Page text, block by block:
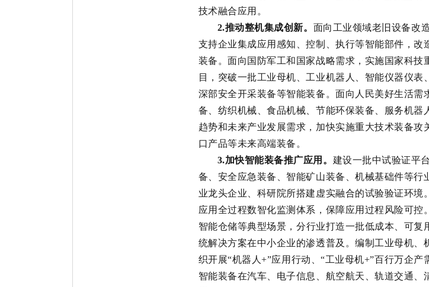
技术融合应用 。
2.推动整机集成创新。 面向 工业领域老旧设备改
支持企业集成应用感知、控制、执行等智能部件，改
装备。面向 国防军工和国家战略需求 ，实施国家科
目，突破一批工业母机、 工业机器人
智能仪器仪表
深部安全开采装备等智能装备。面向人民美好生活需
备、纺织机械、食品机械、节能环保装备、服务机
趋势和未来产业发展需求，加快实施重大技术装备
口产品等未来高端装备。
3.加快智能装备推广应用 。 建设一批中试验证平
备、安全应急装备、智能矿山装备、机械基础件等
业龙头企业、科研院所搭建虚实融合的试验验证环
应用全过程数智化监测体系，保障应用过程风险可控
智能仓储等典型场景，分行业打造一批低成本、可复
统解决方案在中小企业的渗透普及。编制工业母机、
织开展“机器人+”应用行动、“工业母机+”百行万企产
智能装备在汽车、电子信息、航空航天、轨道交通